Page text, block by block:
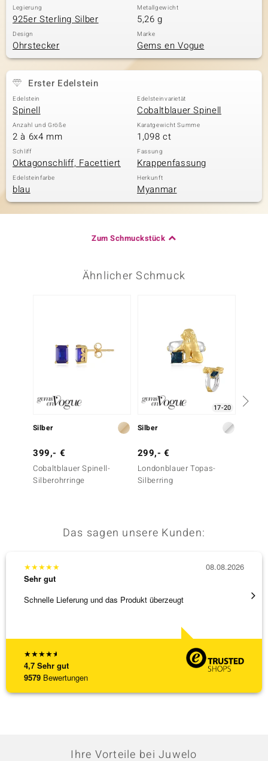
Legierung
925er Sterling Silber
Metallgewicht
5,26 g
Design
Ohrstecker
Marke
Gems en Vogue
Erster Edelstein
Edelstein
Spinell
Edelsteinvarietät
Cobaltblauer Spinell
Anzahl und Größe
2 à 6x4 mm
Karatgewicht Summe
1,098 ct
Schliff
Oktagonschliff, Facettiert
Fassung
Krappenfassung
Edelsteinfarbe
blau
Herkunft
Myanmar
Zum Schmuckstück
Ähnlicher Schmuck
Silber
399,- €
Cobaltblauer Spinell-
Silberohrringe
17-20
Silber
299,- €
Londonblauer Topas-
Silberring
Das sagen unsere Kunden:
★★★★★
4,7 Sehr gut
9579 Bewertungen
★★★★★
Sehr gut
Schnelle Lieferung und das Produkt überzeugt
08.08.2026
Ihre Vorteile bei Juwelo